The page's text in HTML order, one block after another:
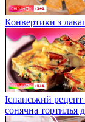
Конвертики з
Іспанський
сонячна тортилья